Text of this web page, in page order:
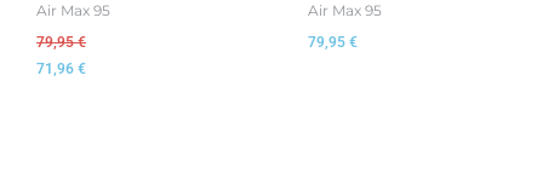
Air Max 95
79,95€
71,96 €
Air Max 95
79,95 €